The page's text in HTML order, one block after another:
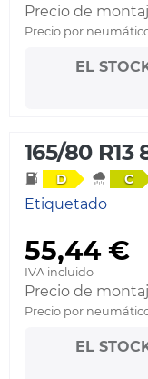
Precio de
Precio por
EL
165/80 R13
D C
Etiquetado
55,44 €
IVA incluido
Precio de
Precio por
EL